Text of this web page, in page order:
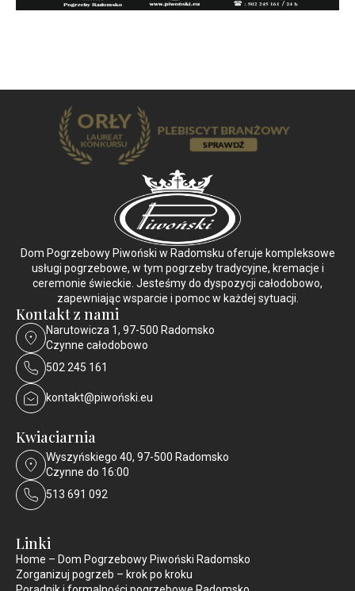
Dom Pogrzebowy Piwoński w Radomsku oferuje kompleksowe
usługi pogrzebowe, w tym pogrzeby tradycyjne, kremacje i
ceremonie świeckie. Jesteśmy do dyspozycji całodobowo,
zapewniając wsparcie i pomoc w każdej sytuacji.
Kontakt z nami
Narutowicza 1, 97-500 Radomsko
Czynne całodobowo
502 245 161
kontakt@piwoński.eu
Kwiaciarnia
Wyszyńskiego 40, 97-500 Radomsko
Czynne do 16:00
513 691 092
Linki
Home – Dom Pogrzebowy Piwoński Radomsko
Zorganizuj pogrzeb – krok po kroku